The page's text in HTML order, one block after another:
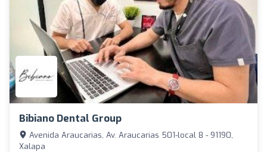
Bibiano Dental Group
Avenida Araucarias, Av. Araucarias 501-local 8 - 91190,
Xalapa